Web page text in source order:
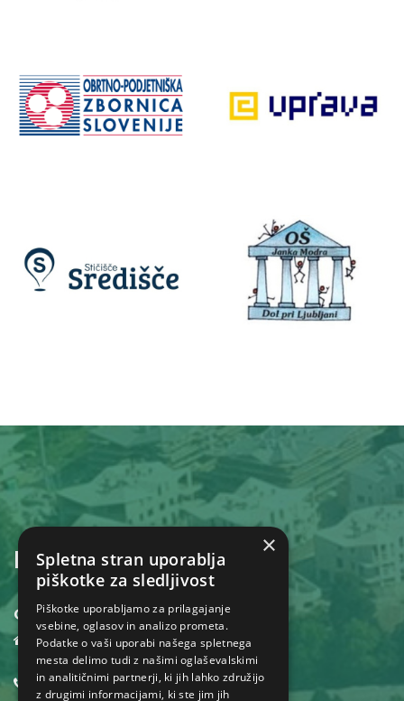
KONTAKT
Občina Dol pri Ljubljani
Dol pri Ljubljani 18,
1262 Dol pri Ljubljani
01 530 32 40
×
Spletna stran uporablja
piškotke za sledljivost
Piškotke uporabljamo za prilagajanje
vsebine, oglasov in analizo prometa.
Podatke o vaši uporabi našega spletnega
mesta delimo tudi z našimi oglaševalskimi
in analitičnimi partnerji, ki jih lahko združijo
z drugimi informacijami, ki ste jim jih